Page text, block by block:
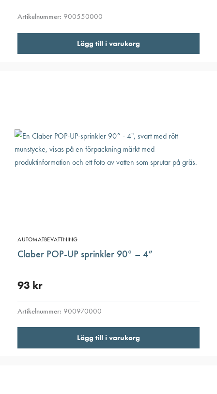
Artikelnummer: 900550000
Lägg till i varukorg
AUTOMATBEVATTNING
Claber POP-UP sprinkler 90° – 4”
93 kr
Artikelnummer: 900970000
Lägg till i varukorg